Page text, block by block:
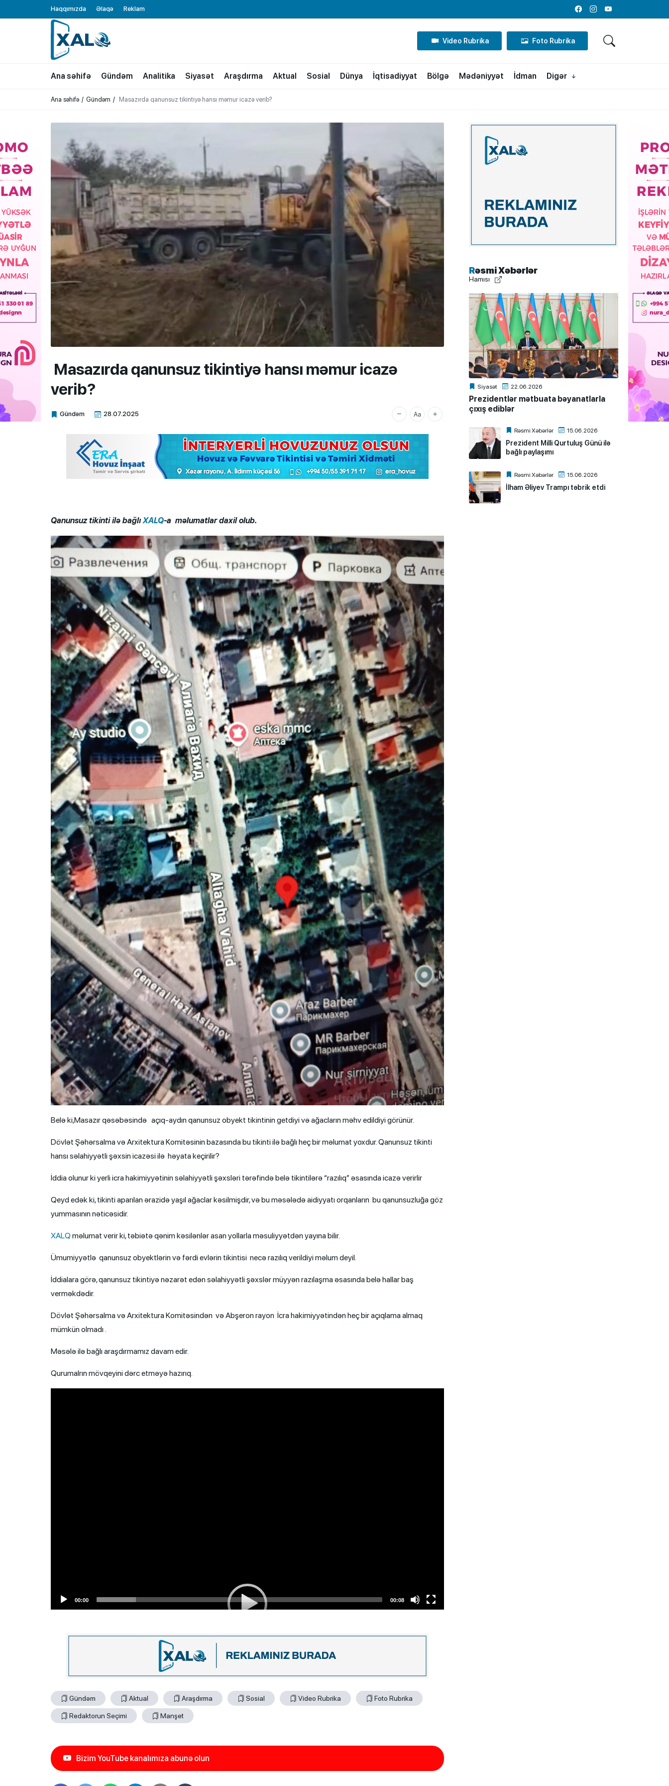
Haqqımızda Əlaqə Reklam
FacebookInstagramYoutube
XALQ.ONLINE
ONLAYN PLATFORMA
Video Rubrika Foto Rubrika
Ana səhifə Gündəm Analitika Siyasət Araşdırma Aktual Sosial Dünya İqtisadiyyat Bölgə Mədəniyyət İdman Digər
Ana səhifə Gündəm Masazırda qanunsuz tikintiyə hansı məmur icazə verib?
Masazırda qanunsuz tikintiyə hansı məmur icazə
verib?
Gündəm 28.07.2025
Xalq.Online
Qanunsuz tikinti ilə bağlıXALQ-a məlumatlar daxil olub.
Belə ki,Masazır qəsəbəsində açıq-aydın qanunsuz obyekt tikintinin getdiyi və ağacların məhv edildiyi görünür.
Dövlət Şəhərsalma və Arxitektura Komitəsinin bazasında bu tikinti ilə bağlı heç bir məlumat yoxdur. Qanunsuz tikinti
hansı səlahiyyətli şəxsin icazəsi ilə həyata keçirilir?
İddia olunur ki yerli icra hakimiyyətinin səlahiyyətli şəxsləri tərəfində belə tikintilərə “razılıq” əsasında icazə verirlir
Qeyd edək ki, tikinti aparılan ərazidə yaşıl ağaclar kəsilmişdir, və bu məsələdə aidiyyatı orqanların bu qanunsuzluğa göz
yummasının nəticəsidir.
XALQ məlumat verir ki, təbiətə qənim kəsilənlər asan yollarla məsuliyyətdən yayına bilir.
Ümumiyyətlə qanunsuz obyektlərin və fərdi evlərin tikintisi necə razılıq verildiyi məlum deyil.
İddialara görə, qanunsuz tikintiyə nəzarət edən səlahiyyətli şəxslər müyyən razılaşma əsasında belə hallar baş
verməkdədir.
Dövlət Şəhərsalma və Arxitektura Komitəsindən və Abşeron rayon İcra hakimiyyətindən heç bir açıqlama almaq
mümkün olmadı .
Məsələ ilə bağlı araşdırmamız davam edir.
Qurumalrın mövqeyini dərc etməyə hazırıq.
00:00 00:08
Gündəm Aktual Araşdırma Sosial Video Rubrika Foto Rubrika
Redaktorun Seçimi Manşet
Bizim YouTube kanalımıza abunə olun
Rəsmi Xəbərlər
Hamısı
Siyasət 22.06.2026
Prezidentlər mətbuata bəyanatlarla
çıxış ediblər
Rəsmi Xəbərlər 15.06.2026
Prezident Milli Qurtuluş Günü ilə
bağlı paylaşımı
Rəsmi Xəbərlər 15.06.2026
İlham Əliyev Trampı təbrik etdi